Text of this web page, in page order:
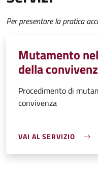
Per presentare la pratica
Mutamento
della
Procedimento di
convivenza
VAI AL SERVIZIO